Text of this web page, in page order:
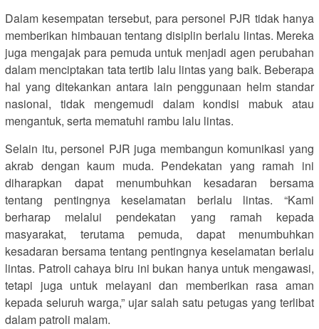
Dalam kesempatan tersebut, para personel PJR tidak hanya
memberikan himbauan tentang disiplin berlalu lintas. Mereka
juga mengajak para pemuda untuk menjadi agen perubahan
dalam menciptakan tata tertib lalu lintas yang baik. Beberapa
hal yang ditekankan antara lain penggunaan helm standar
nasional, tidak mengemudi dalam kondisi mabuk atau
mengantuk, serta mematuhi rambu lalu lintas.
Selain itu, personel PJR juga membangun komunikasi yang
akrab dengan kaum muda. Pendekatan yang ramah ini
diharapkan dapat menumbuhkan kesadaran bersama
tentang pentingnya keselamatan berlalu lintas. “Kami
berharap melalui pendekatan yang ramah kepada
masyarakat, terutama pemuda, dapat menumbuhkan
kesadaran bersama tentang pentingnya keselamatan berlalu
lintas. Patroli cahaya biru ini bukan hanya untuk mengawasi,
tetapi juga untuk melayani dan memberikan rasa aman
kepada seluruh warga,” ujar salah satu petugas yang terlibat
dalam patroli malam.